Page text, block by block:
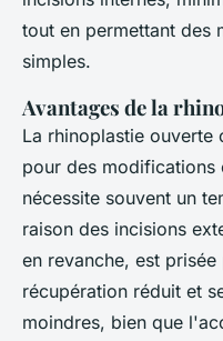
tout en permettant des
simples.
Avantages de la
La rhinoplastie
pour des modifications
nécessite souvent un
raison des incisions
en revanche, est
récupération réduit et
moindres, bien que